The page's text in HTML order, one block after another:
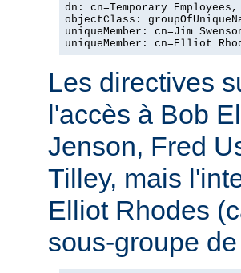
dn: cn=Temporary Employees,
objectClass:
uniqueMember: cn=Jim
uniqueMember: cn=Elliot
Les directives
l'accès à Bob
Jenson, Fred
Tilley, mais
Elliot Rhodes
sous-groupe